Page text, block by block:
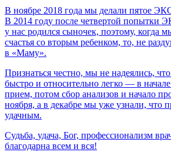
В ноябре 2018 года мы делали пятое
В 2014 году после четвертой попытки
у нас родился сыночек, поэтому, когда
счастья со вторым ребенком, то, не
в «Маму».
Признаться честно, мы не надеялись,
быстро и относительно легко — в
прием, потом сбор анализов и начало
ноября, а в декабре мы уже узнали, что
удачным.
Судьба, удача, Бог, профессионализм
благодарна всем и вся!